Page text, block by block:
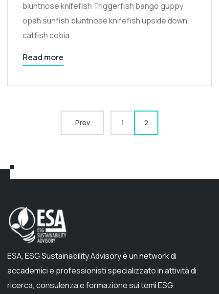
bluntnose knifefish Triggerfish bango guppy
opah sunfish bluntnose knifefish upside down
catfish cobia
Read more
Prev 1 2
ESA, ESG Sustainability Advisory è un network di
accademici e professionisti specializzato in attività di
ricerca, consulenza e formazione sui temi ESG